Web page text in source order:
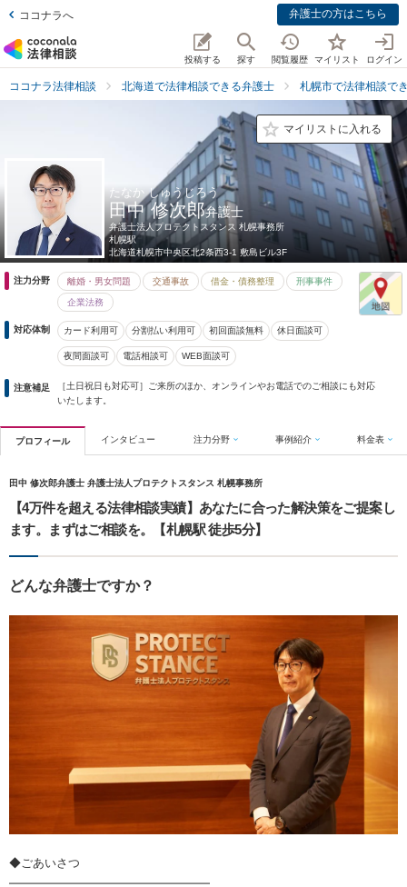
ココナラへ 弁護士の方はこちら
投稿する 探す 閲覧履歴 マイリスト ログイン
ココナラ法律相談 北海道で法律相談できる弁護士 札幌市で法律相談で
マイリストに入れる
たなか しゅうじろう
田中 修次郎弁護士
弁護士法人プロテクトスタンス 札幌事務所
札幌駅
北海道札幌市中央区北2条西3-1 敷島ビル3F
注力分野 離婚・男女問題 交通事故 借金・債務整理 刑事事件
企業法務
対応体制 カード利用可 分割払い利用可 初回面談無料 休日面談可
夜間面談可 電話相談可 WEB面談可
注意補足
［土日祝日も対応可］ご来所のほか、オンラインやお電話でのご相談にも対応
いたします。
プロフィール インタビュー 注力分野 事例紹介 料金表
田中 修次郎弁護士 弁護士法人プロテクトスタンス 札幌事務所
【4万件を超える法律相談実績】あなたに合った解決策をご提案し
ます。まずはご相談を。【札幌駅 徒歩5分】
どんな弁護士ですか？
◆ごあいさつ
━━━━━━━━━━━━━━━━━